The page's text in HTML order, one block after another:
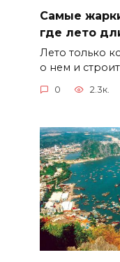
Самые
где лето
Лето только
о нем и
0 2.3к.